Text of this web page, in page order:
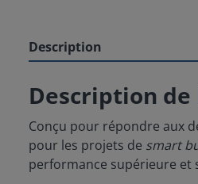
Description
Description de
Conçu pour répondre aux
pour les projets de smart
performance supérieure et